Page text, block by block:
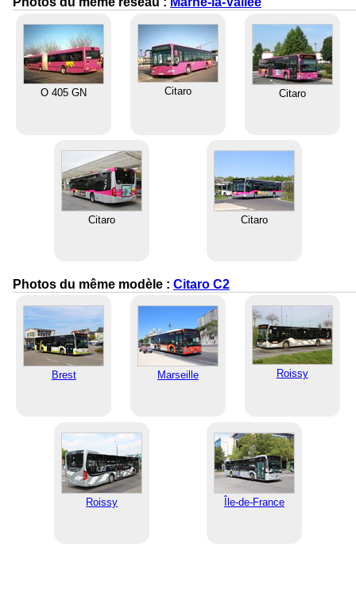
O 405 GN Citaro Citaro
Citaro Citaro
Photos du même modèle : Citaro C2
Brest Marseille Roissy
Roissy Île-de-France